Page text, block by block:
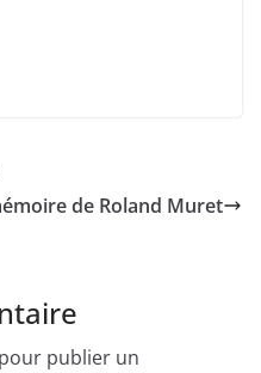
de Roland Muret
pour publier un